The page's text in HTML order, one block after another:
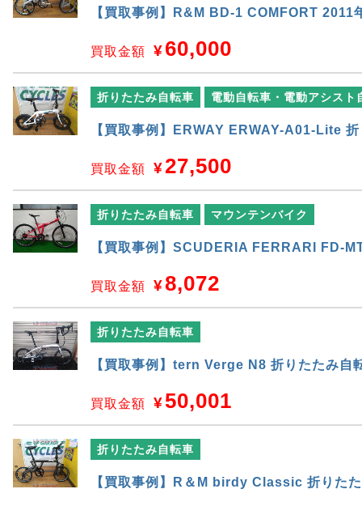
【買取事例】R&M BD-1 COMFORT 2011
買取金額 ¥60,000
折りたたみ自転車 電動自転車・電動アシスト
【買取事例】ERWAY ERWAY-A01-Lite
買取金額 ¥27,500
折りたたみ自転車 マウンテンバイク
【買取事例】SCUDERIA FERRARI FD-
買取金額 ¥8,072
折りたたみ自転車
【買取事例】tern Verge N8 折りたたみ自
買取金額 ¥50,001
折りたたみ自転車
【買取事例】R＆M birdy Classic 折りた